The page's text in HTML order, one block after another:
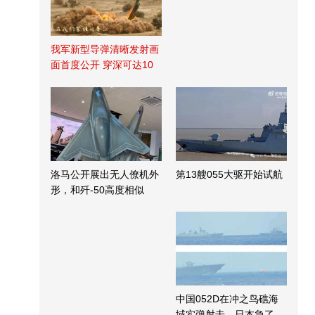
我军新型导弹清晰发射画
面首度公开 穿深可达10
洛马公开展出无人僚机外
形，和歼-50高度相似
第13艘055大驱开始试航
中国052D在冲之鸟礁海